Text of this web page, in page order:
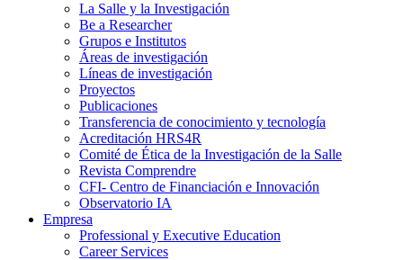
La Salle y la Investigación
Be a Researcher
Grupos e Institutos
Áreas de investigación
Líneas de investigación
Proyectos
Publicaciones
Transferencia de conocimiento y tecnología
Acreditación HRS4R
Comité de Ética de la Investigación de la Salle
Revista Comprendre
CFI- Centro de Financiación e Innovación
Observatorio IA
Empresa
Professional y Executive Education
Career Services